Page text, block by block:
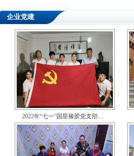
企业党建
2022年“七一”国星橡胶党支部…